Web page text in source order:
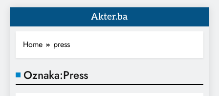
Akter.ba
Home press
Oznaka:Press